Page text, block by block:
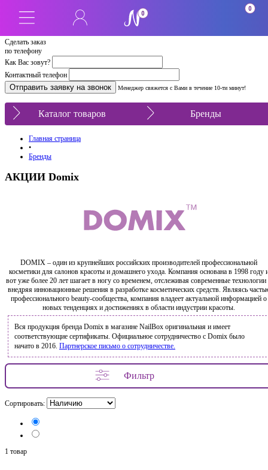
Сделать заказ
по телефону
Как Вас зовут?
Контактный телефон
Менеджер свяжется с Вами в течение 10-ти минут!
0
0
Каталог товаров Бренды
Главная страница
•
Бренды
АКЦИИ Domix
DOMIX – один из крупнейших российских производителей профессиональной
косметики для салонов красоты и домашнего ухода. Компания основана в 1998 году
вот уже более 20 лет шагает в ногу со временем, отслеживая современные технологии
внедряя инновационные решения в разработке косметических средств. Являясь
профессионального beauty-сообщества, компания владеет актуальной информацией о
новых тенденциях и достижениях в области индустрии красоты.
Вся продукция бренда Domix в магазине NailBox оригинальная и имеет
соответствующие сертификаты. Официальное сотрудничество с Domix было
начато в 2016. Партнерское письмо о сотрудничестве.
Фильтр
Сортировать:
1 товар